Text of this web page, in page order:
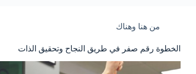
من هنا وهناك
الخطوة رقم صفر في طريق النجاح وتحقيق الذات